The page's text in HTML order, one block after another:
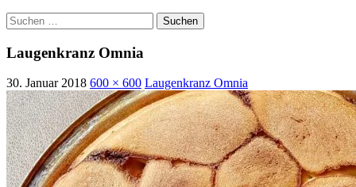
Suchen
nach:
Laugenkranz Omnia
30. Januar 2018 600 × 600 Laugenkranz Omnia